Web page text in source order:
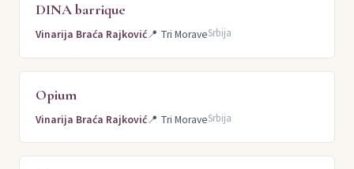
DINA barrique
Vinarija Braća Rajković📍 Tri MoraveSrbija
Opium
Vinarija Braća Rajković📍 Tri MoraveSrbija